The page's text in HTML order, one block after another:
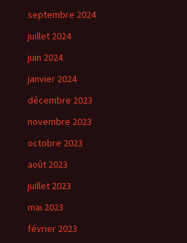
septembre 2024
juillet 2024
juin 2024
janvier 2024
décembre 2023
novembre 2023
octobre 2023
août 2023
juillet 2023
mai 2023
février 2023